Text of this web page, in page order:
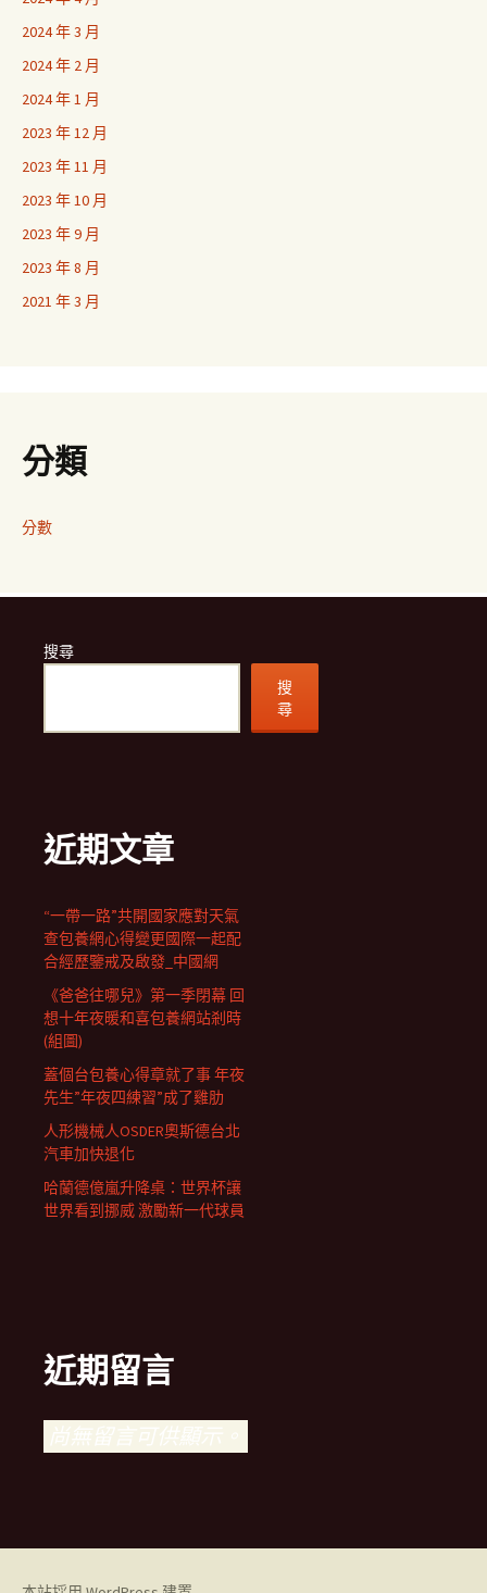
2024 年 3 月
2024 年 2 月
2024 年 1 月
2023 年 12 月
2023 年 11 月
2023 年 10 月
2023 年 9 月
2023 年 8 月
2021 年 3 月
分類
分數
搜尋
搜
尋
近期文章
“一帶一路”共開國家應對天氣
查包養網心得變更國際一起配
合經歷鑒戒及啟發_中國網
《爸爸往哪兒》第一季閉幕 回
想十年夜暖和喜包養網站剎時
(組圖)
蓋個台包養心得章就了事 年夜
先生”年夜四練習”成了雞肋
人形機械人OSDER奧斯德台北
汽車加快退化
哈蘭德億嵐升降桌：世界杯讓
世界看到挪威 激勵新一代球員
近期留言
尚無留言可供顯示。